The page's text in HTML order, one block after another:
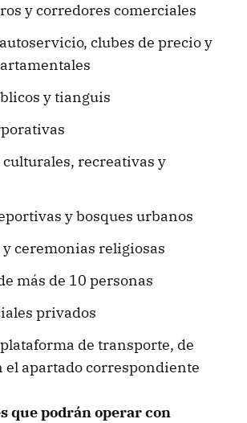
y corredores comerciales
clubes de precio y
y tianguis
recreativas y
y bosques urbanos
ceremonias religiosas
más de 10 personas
privados
de transporte, de
el apartado correspondiente
que podrán operar con